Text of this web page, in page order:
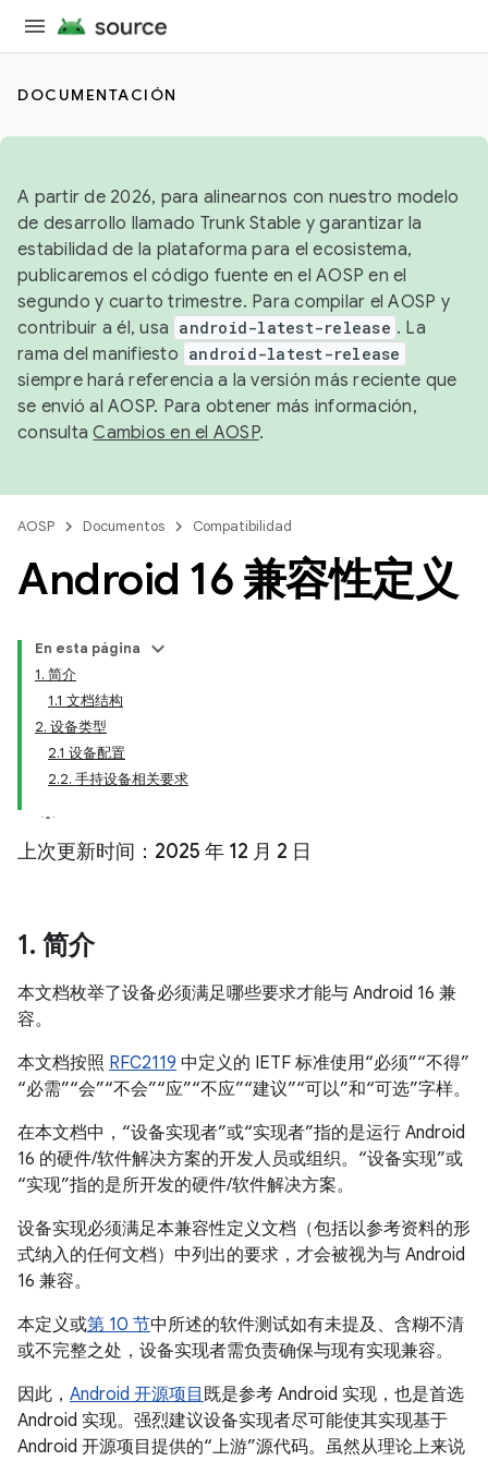
DOCUMENTACIÓN
A partir de 2026, para alinearnos con nuestro modelo
de desarrollo llamado Trunk Stable y garantizar la
estabilidad de la plataforma para el ecosistema,
publicaremos el código fuente en el AOSP en el
segundo y cuarto trimestre. Para compilar el AOSP y
contribuir a él, usa android-latest-release . La
rama del manifiesto android-latest-release
siempre hará referencia a la versión más reciente que
se envió al AOSP. Para obtener más información,
consultaCambios en el AOSP.
AOSP Documentos Compatibilidad
Android 16 兼容性定义
En esta página
1. 简介
1.1 文档结构
2. 设备类型
2.1 设备配置
2.2. 手持设备相关要求
上次更新时间：2025 年 12 月 2 日
1. 简介
本文档枚举了设备必须满足哪些要求才能与 Android 16 兼
容。
本文档按照 RFC2119 中定义的 IETF 标准使用“必须”“不得”
“必需”“会”“不会”“应”“不应”“建议”“可以”和“可选”字样。
在本文档中，“设备实现者”或“实现者”指的是运行 Android
16 的硬件/软件解决方案的开发人员或组织。“设备实现”或
“实现”指的是所开发的硬件/软件解决方案。
设备实现必须满足本兼容性定义文档（包括以参考资料的形
式纳入的任何文档）中列出的要求，才会被视为与 Android
16 兼容。
本定义或第 10 节中所述的软件测试如有未提及、含糊不清
或不完整之处，设备实现者需负责确保与现有实现兼容。
因此， Android 开源项目 既是参考 Android 实现，也是首选
Android 实现。强烈建议设备实现者尽可能使其实现基于
Android 开源项目提供的“上游”源代码。虽然从理论上来说